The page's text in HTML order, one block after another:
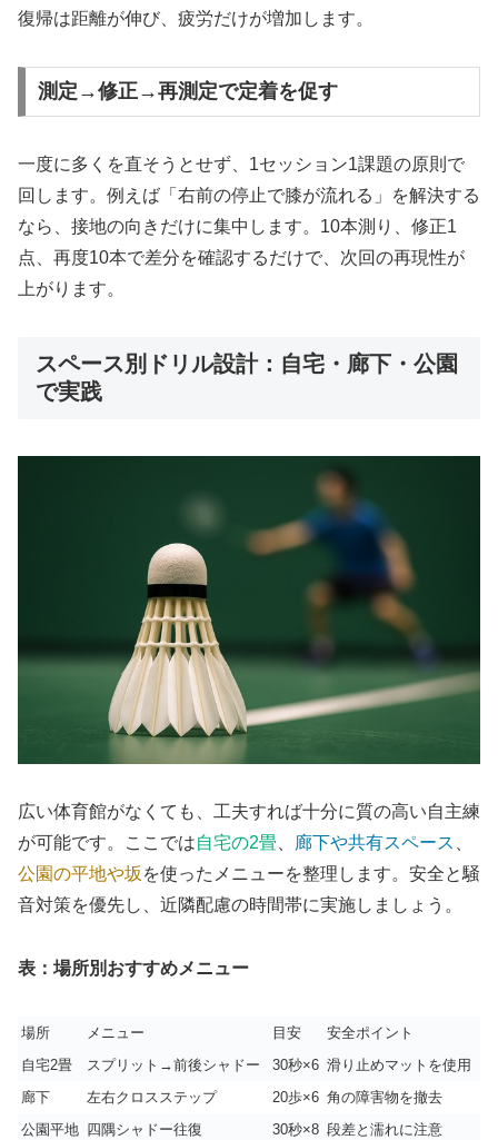
復帰は距離が伸び、疲労だけが増加します。
測定→修正→再測定で定着を促す
一度に多くを直そうとせず、1セッション1課題の原則で
回します。例えば「右前の停止で膝が流れる」を解決する
なら、接地の向きだけに集中します。10本測り、修正1
点、再度10本で差分を確認するだけで、次回の再現性が
上がります。
スペース別ドリル設計：自宅・廊下・公園
で実践
広い体育館がなくても、工夫すれば十分に質の高い自主練
が可能です。ここでは自宅の2畳 廊下や共有スペース
公園の平地や坂 を使ったメニューを整理します。安全と騒
音対策を優先し、近隣配慮の時間帯に実施しましょう。
表：場所別おすすめメニュー
場所 メニュー 目安
安全ポイント
自宅2畳
スプリット→前後シャドー 30秒×6 滑り止めマットを使用
廊下
左右クロスステップ 20歩×6 角の障害物を撤去
公園平地 四隅シャドー往復 30秒×8 段差と濡れに注意